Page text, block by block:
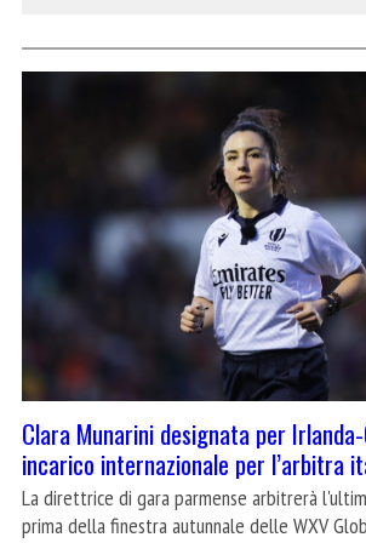
Clara Munarini designata per
incarico internazionale per l’arbitra
La direttrice di gara parmense arbitrerà
prima della finestra autunnale delle WXV